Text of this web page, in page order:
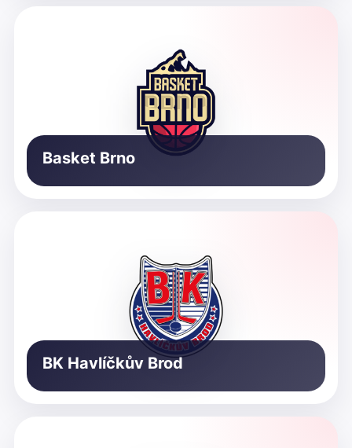
Basket Brno
BK Havlíčkův Brod